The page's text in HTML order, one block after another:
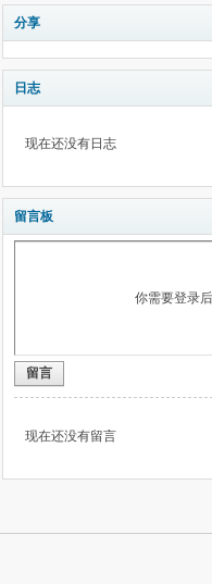
分享
日志
现在还没有日志
留言板
你需要登录
留言
现在还没有留言